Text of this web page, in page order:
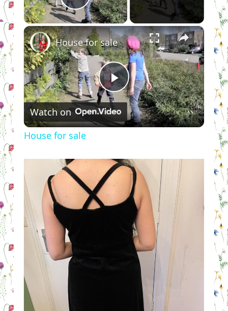
Play Video
×
Play
Video
House for sale
Watch on
House for sale